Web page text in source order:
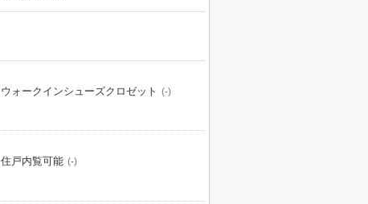
ウォークインシューズクロゼット (-)
住戸内覧可能 (-)